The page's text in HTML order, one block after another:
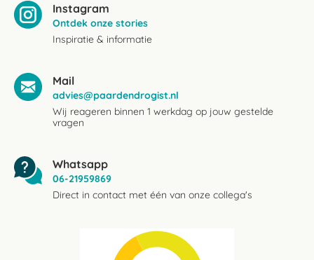
Instagram
Ontdek onze stories
Inspiratie & informatie
Mail
advies@paardendrogist.nl
Wij reageren binnen 1 werkdag op jouw gestelde
vragen
Whatsapp
06-21959869
Direct in contact met één van onze collega's